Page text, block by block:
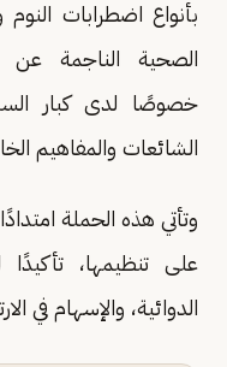
بأنواع اضطرابات النوم
الصحية الناجمة عن
خصوصًا لدى كبار
الشائعات والمفاهيم
وتأتي هذه الحملة
على تنظيمها، تأكيدًا
الدوائية، والإسهام في